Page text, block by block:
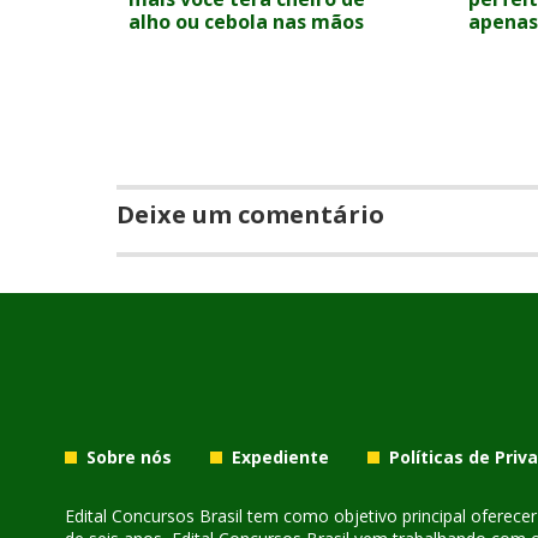
alho ou cebola nas mãos
Deixe um comentário
Sobre nós Expediente Políticas de
Edital Concursos Brasil tem como objetivo principal